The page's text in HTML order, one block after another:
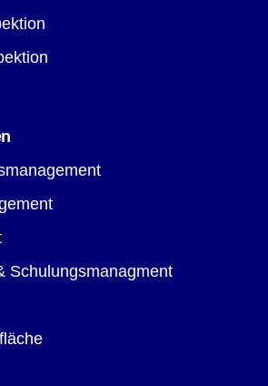
Schulungsmanagment